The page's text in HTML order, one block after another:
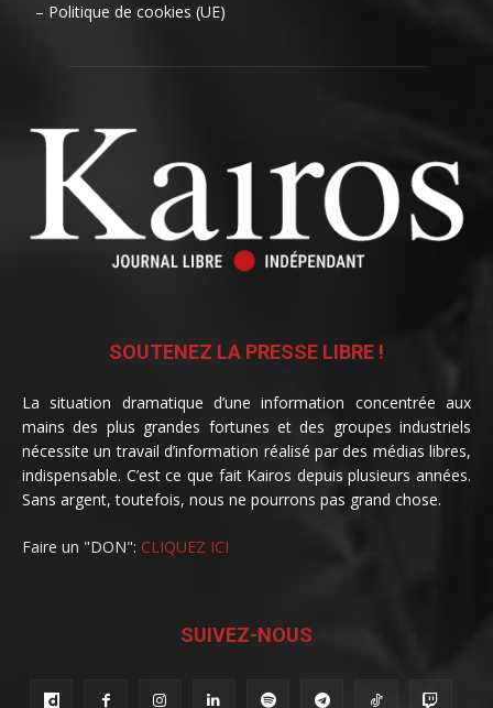
– Politique de cookies (UE)
SOUTENEZ LA PRESSE LIBRE !
La situation dramatique d’une information concentrée aux
mains des plus grandes fortunes et des groupes industriels
nécessite un travail d’information réalisé par des médias libres,
indispensable. C’est ce que fait Kairos depuis plusieurs années.
Sans argent, toutefois, nous ne pourrons pas grand chose.
Faire un "DON": CLIQUEZ ICI
SUIVEZ-NOUS